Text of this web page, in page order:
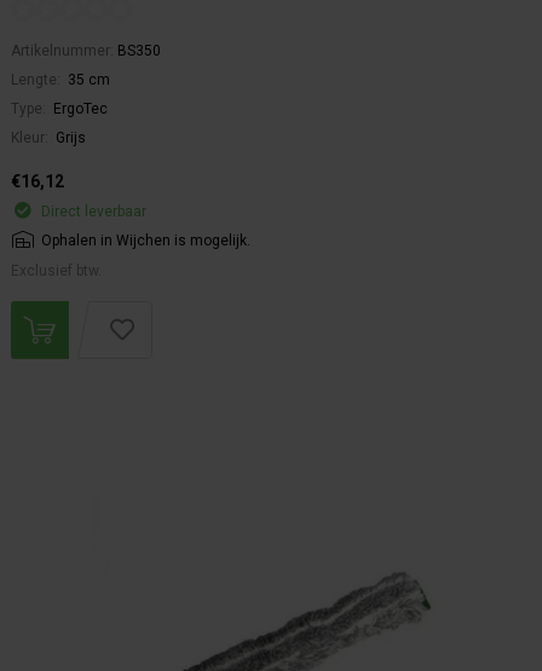
Artikelnummer: BS350
Lengte:
35 cm
Type:
ErgoTec
Kleur:
Grijs
€16,12
Direct leverbaar
Ophalen in Wijchen is mogelijk.
Exclusief btw.